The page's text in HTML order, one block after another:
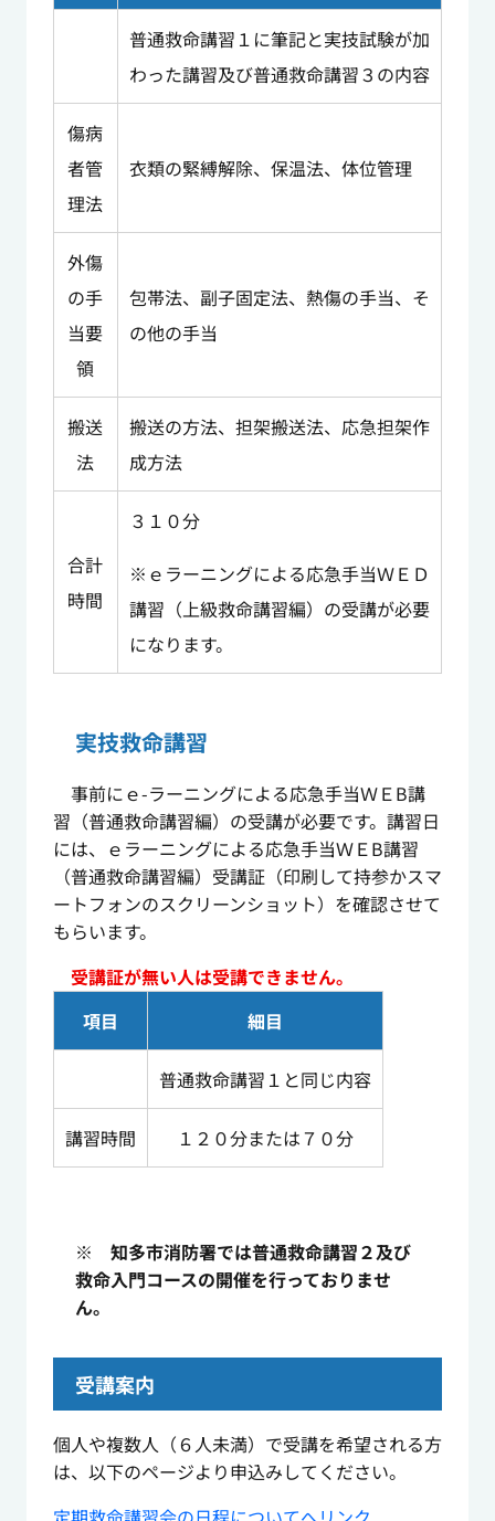
普通救命講習１に筆記と実技試験が加
わった講習及び普通救命講習３の内容
傷病
者管
理法
衣類の緊縛解除、保温法、体位管理
外傷
の手
当要
領
包帯法、副子固定法、熱傷の手当、そ
の他の手当
搬送
法
搬送の方法、担架搬送法、応急担架作
成方法
合計
時間
３１０分
※ｅラーニングによる応急手当ＷＥＤ
講習（上級救命講習編）の受講が必要
になります。
実技救命講習
事前にｅ-ラーニングによる応急手当ＷＥB講
習（普通救命講習編）の受講が必要です。講習日
には、ｅラーニングによる応急手当ＷＥB講習
（普通救命講習編）受講証（印刷して持参かスマ
ートフォンのスクリーンショット）を確認させて
もらいます。
受講証が無い人は受講できません。
項目
細目
普通救命講習１と同じ内容
講習時間 １２０分または７０分
※ 知多市消防署では普通救命講習２及び
救命入門コースの開催を行っておりませ
ん。
受講案内
個人や複数人（６人未満）で受講を希望される方
は、以下のページより申込みしてください。